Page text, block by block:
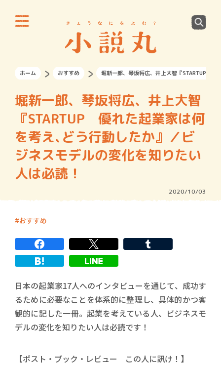
ホーム おすすめ 堀新一郎、琴坂将広、井上大智『STARTUP 優
堀新一郎、琴坂将広、井上大智
『STARTUP 優れた起業家は何
を考え､どう行動したか』／ビ
ジネスモデルの変化を知りたい
人は必読！
2020/10/03
おすすめ
日本の起業家17人へのインタビューを通じて、成功す
るために必要なことを体系的に整理し、具体的かつ客
観的に記した一冊。起業を考えている人、ビジネスモ
デルの変化を知りたい人は必読です！
【ポスト・ブック・レビュー この人に訊け！】